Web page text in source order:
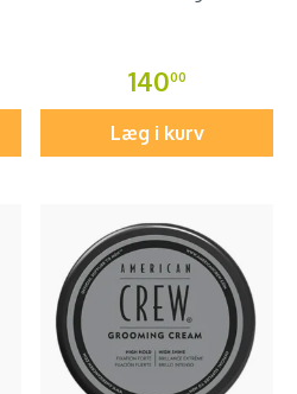
14000
Læg i kurv